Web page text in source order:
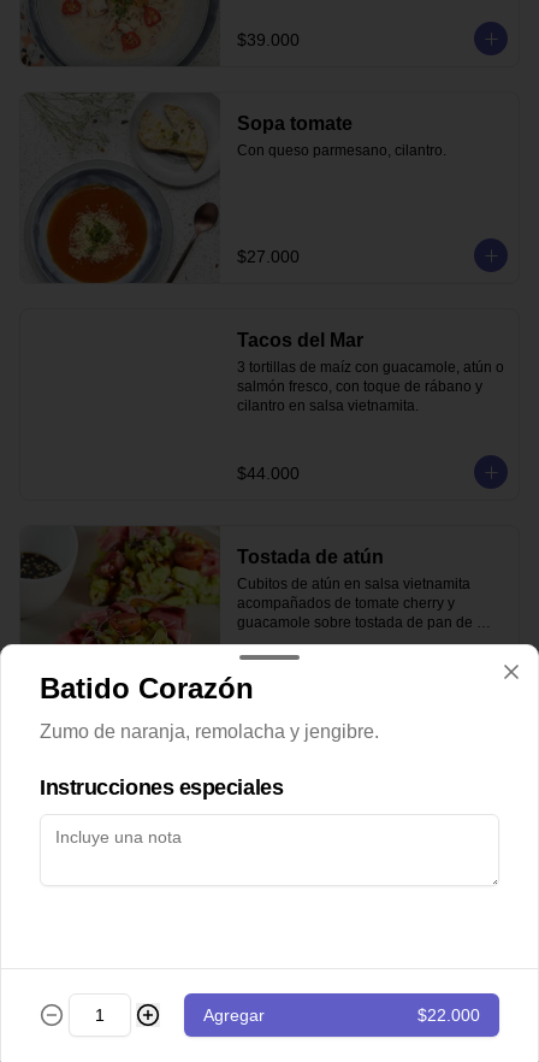
$39.000
Sopa tomate
Con queso parmesano, cilantro.
$27.000
Tacos del Mar
3 tortillas de maíz con guacamole, atún o
salmón fresco, con toque de rábano y
cilantro en salsa vietnamita.
$44.000
Tostada de atún
Cubitos de atún en salsa vietnamita
acompañados de tomate cherry y
guacamole sobre tostada de pan de
masa madre.
$43.000
pico de gallo
Totopos especiales
Nachos con guacamole, pico de gallo,
carne desmechada y queso cheddar.
Batido Corazón
Zumo de naranja, remolacha y jengibre.
Instrucciones especiales
Agregar $22.000